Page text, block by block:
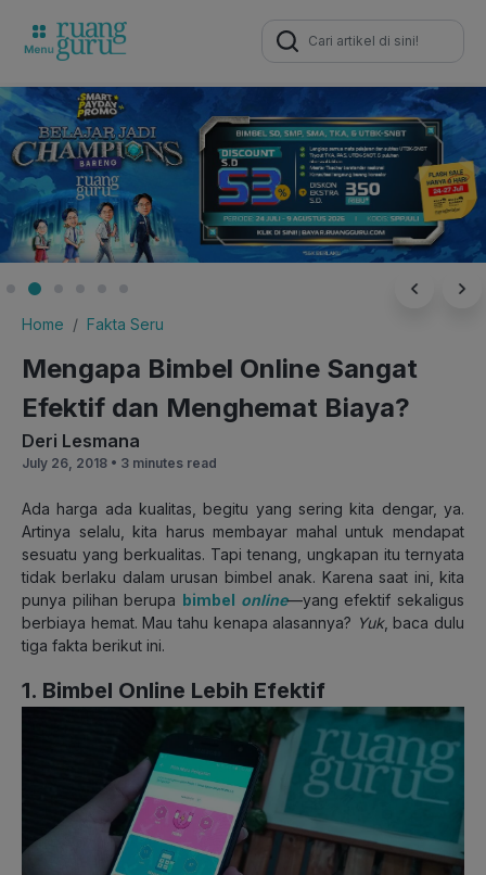
Search
for:
Home Fakta Seru
Mengapa Bimbel Online Sangat
Efektif dan Menghemat Biaya?
Deri Lesmana
July 26, 2018 • 3 minutes read
Ada harga ada kualitas, begitu yang sering kita dengar, ya.
Artinya selalu, kita harus membayar mahal untuk mendapat
sesuatu yang berkualitas. Tapi tenang, ungkapan itu ternyata
tidak berlaku dalam urusan bimbel anak. Karena saat ini, kita
punya pilihan berupa bimbel online—yang efektif sekaligus
berbiaya hemat. Mau tahu kenapa alasannya? Yuk, baca dulu
tiga fakta berikut ini.
1. Bimbel Online Lebih Efektif